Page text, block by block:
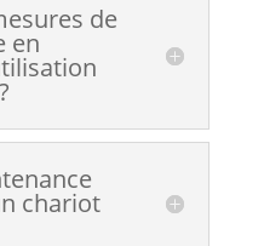
de
en
chariot